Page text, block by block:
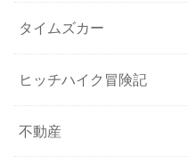
タイムズカー
ヒッチハイク冒険記
不動産